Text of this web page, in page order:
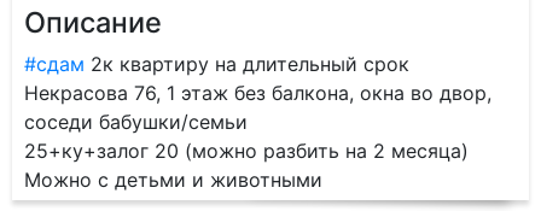
Описание
#сдам 2к квартиру на длительный срок
Некрасова 76, 1 этаж без балкона, окна во двор,
соседи бабушки/семьи
25+ку+залог 20 (можно разбить на 2 месяца)
Можно с детьми и животными